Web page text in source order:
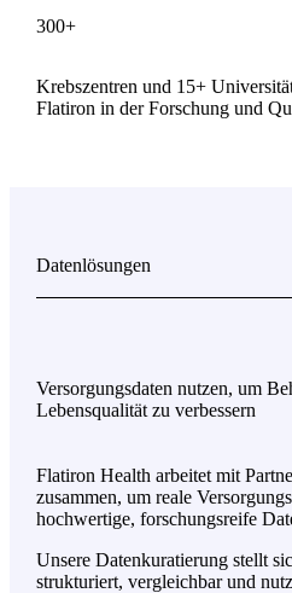
300+
Krebszentren und 15+
Flatiron in der Forschung und
Datenlösungen
Versorgungsdaten nutzen, um
Lebensqualität zu verbessern
Flatiron Health arbeitet mit
zusammen, um reale
hochwertige, forschungsreife
Unsere Datenkuratierung stellt
strukturiert, vergleichbar und